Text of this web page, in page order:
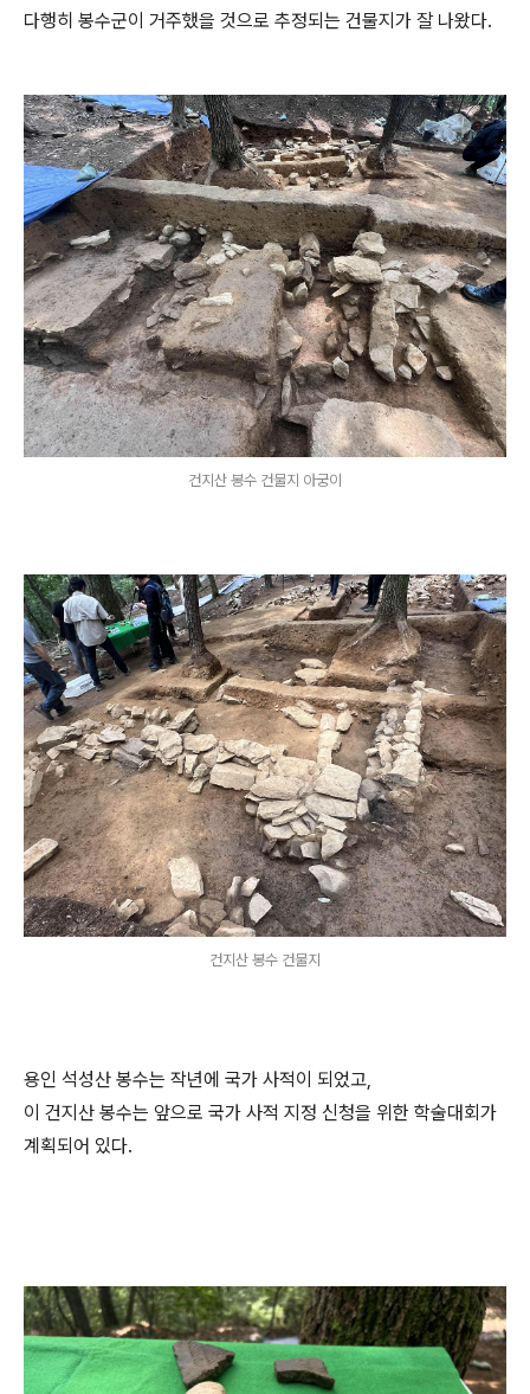
다행히 봉수군이 거주했을 것으로 추정되는 건물지가 잘 나왔다.
건지산 봉수 건물지 아궁이
건지산 봉수 건물지
용인 석성산 봉수는 작년에 국가 사적이 되었고,
이 건지산 봉수는 앞으로 국가 사적 지정 신청을 위한 학술대회가
계획되어 있다.